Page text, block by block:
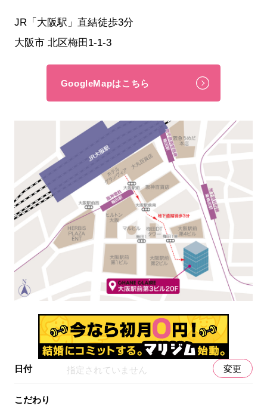
JR「大阪駅」直結徒歩3分
大阪市 北区梅田1-1-3
GoogleMapはこちら
日付 指定されていません 変更
こだわり